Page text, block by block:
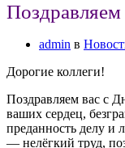
admin в
Дорогие коллеги!
Поздравляем вас с
ваших сердец,
преданность делу и
— нелёгкий труд,